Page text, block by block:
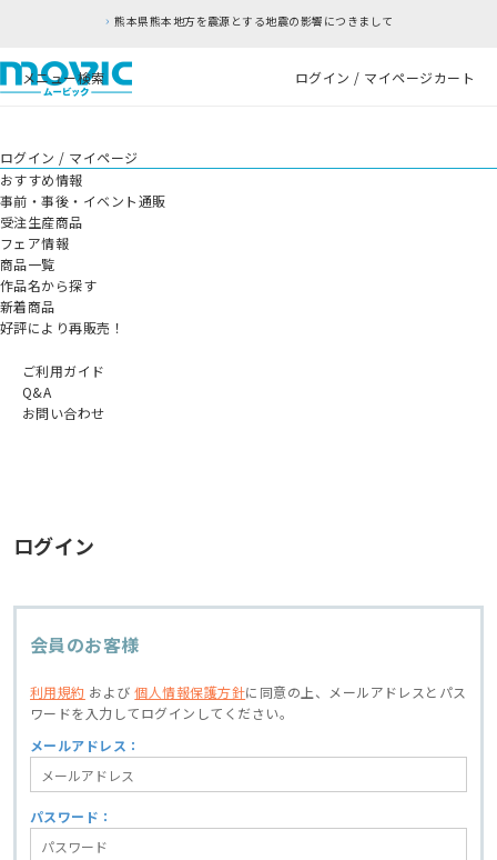
熊本県熊本地方を震源とする地震の影響につきまして
メニュー検索 ログイン / マイページカート
ログイン / マイページ
おすすめ情報
事前・事後・イベント通販
受注生産商品
フェア情報
商品一覧
作品名から探す
新着商品
好評により再販売！
ご利用ガイド
Q&A
お問い合わせ
ログイン
会員のお客様
利用規約 および個人情報保護方針に同意の上、
メールアドレスとパス
ワードを入力してログインしてください。
メールアドレス：
パスワード：